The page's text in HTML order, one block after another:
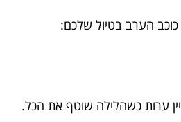
הערב בטיול שלכם:
ערות כשהלילה שוטף את הכל.